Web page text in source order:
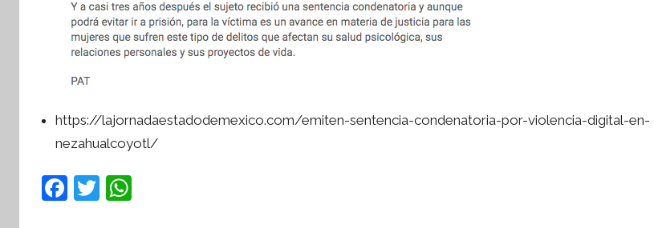
https://lajornadaestadodemexico.com/emiten-sentencia-condenatoria-por-violencia-digital-en-
nezahualcoyotl/
F
T